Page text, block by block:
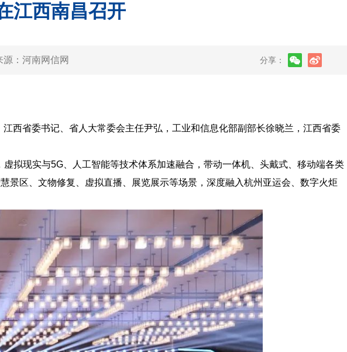
江西南昌召开
： 河南网信网 分享：
西省委书记、省人大常委会主任尹弘，工业和信息化部副部长徐晓兰，江西省委
拟现实与5G、人工智能等技术体系加速融合，带动一体机、头戴式、移动端各类
景区、文物修复、虚拟直播、展览展示等场景，深度融入杭州亚运会、数字火炬